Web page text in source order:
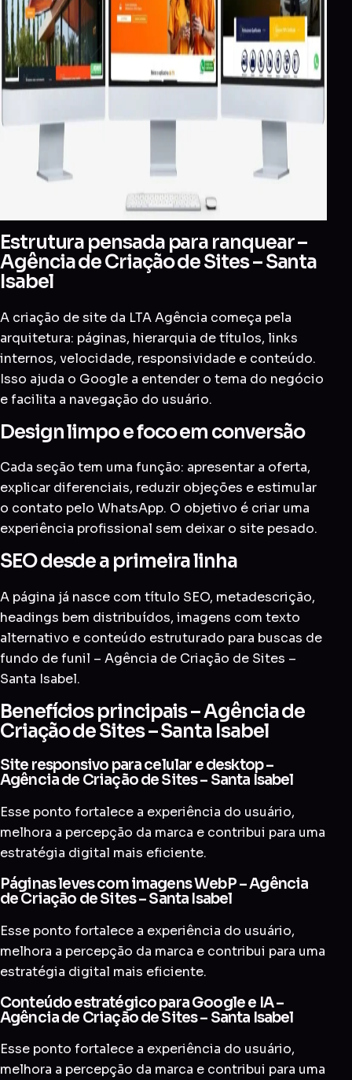
Estrutura pensada para ranquear –
Agência de Criação de Sites – Santa
Isabel
A criação de site da LTA Agência começa pela
arquitetura: páginas, hierarquia de títulos, links
internos, velocidade, responsividade e conteúdo.
Isso ajuda o Google a entender o tema do negócio
e facilita a navegação do usuário.
Design limpo e foco em conversão
Cada seção tem uma função: apresentar a oferta,
explicar diferenciais, reduzir objeções e estimular
o contato pelo WhatsApp. O objetivo é criar uma
experiência profissional sem deixar o site pesado.
SEO desde a primeira linha
A página já nasce com título SEO, metadescrição,
headings bem distribuídos, imagens com texto
alternativo e conteúdo estruturado para buscas de
fundo de funil – Agência de Criação de Sites –
Santa Isabel.
Benefícios principais – Agência de
Criação de Sites – Santa Isabel
Site responsivo para celular e desktop –
Agência de Criação de Sites – Santa Isabel
Esse ponto fortalece a experiência do usuário,
melhora a percepção da marca e contribui para uma
estratégia digital mais eficiente.
Páginas leves com imagens WebP – Agência
de Criação de Sites – Santa Isabel
Esse ponto fortalece a experiência do usuário,
melhora a percepção da marca e contribui para uma
estratégia digital mais eficiente.
Conteúdo estratégico para Google e IA –
Agência de Criação de Sites – Santa Isabel
Esse ponto fortalece a experiência do usuário,
melhora a percepção da marca e contribui para uma